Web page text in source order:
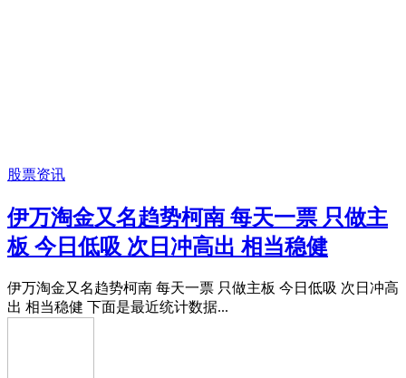
股票资讯
伊万淘金又名趋势柯南 每天一票 只做主
板 今日低吸 次日冲高出 相当稳健
伊万淘金又名趋势柯南 每天一票 只做主板 今日低吸 次日冲高
出 相当稳健 下面是最近统计数据...